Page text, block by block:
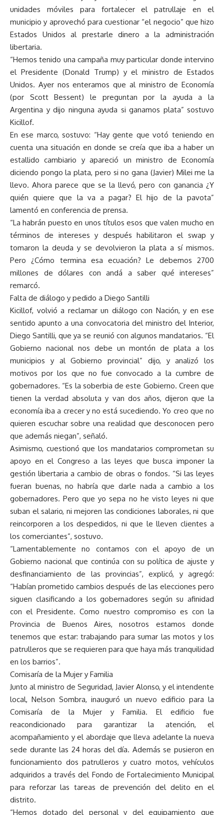
unidades móviles para fortalecer el patrullaje en el
municipio y aprovechó para cuestionar “el negocio” que hizo
Estados Unidos al prestarle dinero a la administración
libertaria.
“Hemos tenido una campaña muy particular donde intervino
el Presidente (Donald Trump) y el ministro de Estados
Unidos. Ayer nos enteramos que al ministro de Economía
(por Scott Bessent) le preguntan por la ayuda a la
Argentina y dijo ninguna ayuda si ganamos plata” sostuvo
Kicillof.
En ese marco, sostuvo: “Hay gente que votó teniendo en
cuenta una situación en donde se creía que iba a haber un
estallido cambiario y apareció un ministro de Economía
diciendo pongo la plata, pero si no gana (Javier) Milei me la
llevo. Ahora parece que se la llevó, pero con ganancia ¿Y
quién quiere que la va a pagar? El hijo de la pavota”
lamentó en conferencia de prensa.
“La habrán puesto en unos títulos esos que valen mucho en
términos de intereses y después habilitaron el swap y
tomaron la deuda y se devolvieron la plata a sí mismos.
Pero ¿Cómo termina esa ecuación? Le debemos 2700
millones de dólares con andá a saber qué intereses”
remarcó.
Falta de diálogo y pedido a Diego Santilli
Kicillof, volvió a reclamar un diálogo con Nación, y en ese
sentido apunto a una convocatoria del ministro del Interior,
Diego Santilli, que ya se reunió con algunos mandatarios. “El
Gobierno nacional nos debe un montón de plata a los
municipios y al Gobierno provincial” dijo, y analizó los
motivos por los que no fue convocado a la cumbre de
gobernadores. “Es la soberbia de este Gobierno. Creen que
tienen la verdad absoluta y van dos años, dijeron que la
economía iba a crecer y no está sucediendo. Yo creo que no
quieren escuchar sobre una realidad que desconocen pero
que además niegan”, señaló.
Asimismo, cuestionó que los mandatarios comprometan su
apoyo en el Congreso a las leyes que busca imponer la
gestión libertaria a cambio de obras o fondos. “Si las leyes
fueran buenas, no habría que darle nada a cambio a los
gobernadores. Pero que yo sepa no he visto leyes ni que
suban el salario, ni mejoren las condiciones laborales, ni que
reincorporen a los despedidos, ni que le lleven clientes a
los comerciantes”, sostuvo.
“Lamentablemente no contamos con el apoyo de un
Gobierno nacional que continúa con su política de ajuste y
desfinanciamiento de las provincias”, explicó, y agregó:
“Habían prometido cambios después de las elecciones pero
siguen clasificando a los gobernadores según su afinidad
con el Presidente. Como nuestro compromiso es con la
Provincia de Buenos Aires, nosotros estamos donde
tenemos que estar: trabajando para sumar las motos y los
patrulleros que se requieren para que haya más tranquilidad
en los barrios”.
Comisaría de la Mujer y Familia
Junto al ministro de Seguridad, Javier Alonso, y el intendente
local, Nelson Sombra, inauguró un nuevo edificio para la
Comisaría de la Mujer y Familia. El edificio fue
reacondicionado para garantizar la atención, el
acompañamiento y el abordaje que lleva adelante la nueva
sede durante las 24 horas del día. Además se pusieron en
funcionamiento dos patrulleros y cuatro motos, vehículos
adquiridos a través del Fondo de Fortalecimiento Municipal
para reforzar las tareas de prevención del delito en el
distrito.
“Hemos dotado del personal y del equipamiento que